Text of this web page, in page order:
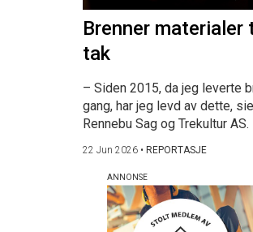
Brenner materialer
tak
– Siden 2015, da jeg leverte
gang, har jeg levd av dette,
Rennebu Sag og Trekultur AS.
22 Jun 2026 • REPORTASJE